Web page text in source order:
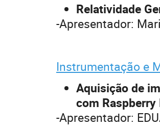
Relatividade
-Apresentador:
Instrumentação e
Aquisição de
com Raspberry
-Apresentador: